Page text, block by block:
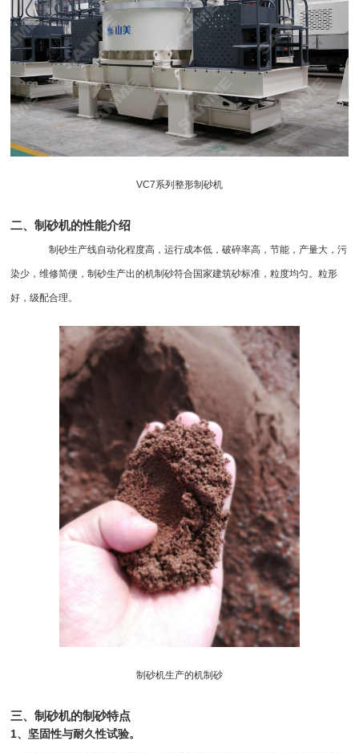
VC7系列 整形制砂机
二、制砂机的性能介绍
制砂生产线自动化程度高，运行成本低，破碎率高，节能，产量大，污
染少，维修简便，制砂生产出的机制砂符合国家建筑砂标准，粒度均匀。粒形
好，级配合理。
制砂机生产的机制砂
三、制砂机的制砂特点
1、坚固性与耐久性试验。